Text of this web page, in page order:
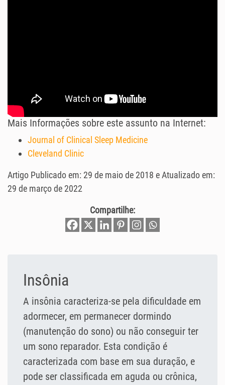
Mais Informações sobre este assunto na Internet:
Journal of Clinical Sleep Medicine
Cleveland Clinic
Artigo Publicado em: 29 de maio de 2018 e Atualizado em:
29 de março de 2022
Compartilhe:
Insônia
A insônia caracteriza-se pela dificuldade em
adormecer, em permanecer dormindo
(manutenção do sono) ou não conseguir ter
um sono reparador. Esta condição é
caracterizada com base em sua duração, e
pode ser classificada em aguda ou crônica,